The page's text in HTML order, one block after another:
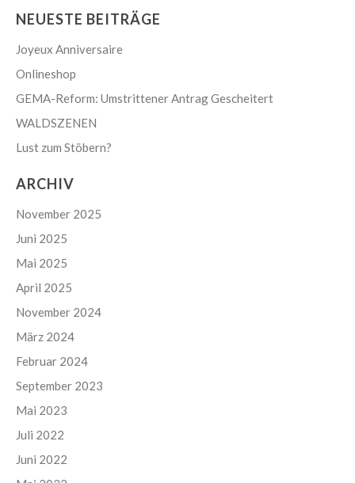
NEUESTE BEITRÄGE
Joyeux Anniversaire
Onlineshop
GEMA-Reform: Umstrittener Antrag Gescheitert
WALDSZENEN
Lust zum Stöbern?
ARCHIV
November 2025
Juni 2025
Mai 2025
April 2025
November 2024
März 2024
Februar 2024
September 2023
Mai 2023
Juli 2022
Juni 2022